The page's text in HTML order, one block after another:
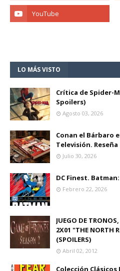
LO MÁS VISTO
Crítica de Spider-
Spoilers)
Agosto 03, 2026
Conan el Bárbaro
Televisión. Reseña
Julio 30, 2026
DC Finest.
Febrero 22, 2026
JUEGO DE
2X01 "THE NORTH
(SPOILERS)
Abril 02, 2012
Colección Clásicos